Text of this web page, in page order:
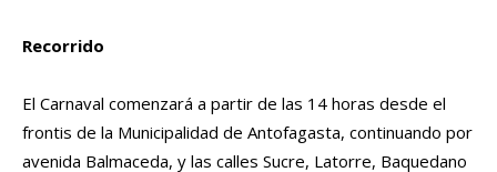
Recorrido
El Carnaval comenzará a partir de las 14 horas desde el
frontis de la Municipalidad de Antofagasta, continuando por
avenida Balmaceda, y las calles Sucre, Latorre, Baquedano